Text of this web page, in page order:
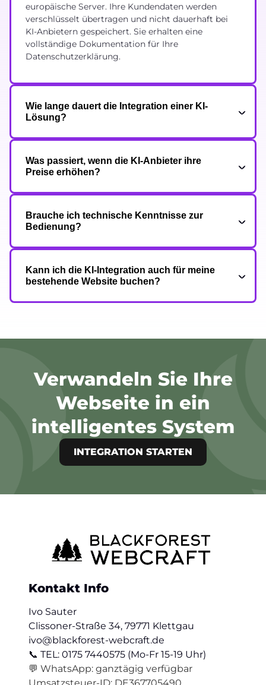
europäische Server. Ihre Kundendaten werden
verschlüsselt übertragen und nicht dauerhaft bei
KI-Anbietern gespeichert. Sie erhalten eine
vollständige Dokumentation für Ihre
Datenschutzerklärung.
Wie lange dauert die Integration einer KI-
Lösung?
Was passiert, wenn die KI-Anbieter ihre
Preise erhöhen?
Brauche ich technische Kenntnisse zur
Bedienung?
Kann ich die KI-Integration auch für meine
bestehende Website buchen?
Verwandeln Sie Ihre
Webseite in ein
intelligentes System
INTEGRATION STARTEN
Kontakt Info
Ivo Sauter
Clissoner-Straße 34, 79771 Klettgau
ivo@blackforest-webcraft.de
📞 TEL: 0175 7440575 (Mo-Fr 15-19 Uhr)
💬 WhatsApp: ganztägig verfügbar
Umsatzsteuer-ID: DE367705490